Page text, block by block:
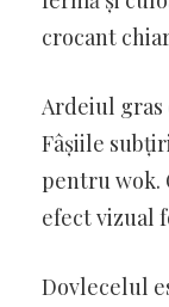
crocant
Ardeiul gras
Fâșiile
pentru wok.
efect vizual
Dovlecelul